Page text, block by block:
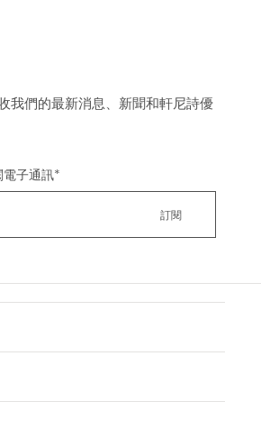
我們的最新消息、新聞和軒尼詩優
子通訊*